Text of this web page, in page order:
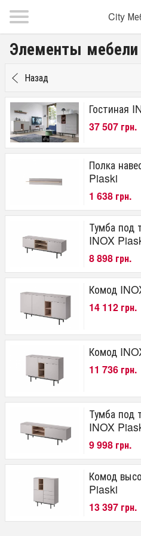
City
Элементы
Назад
Гостиная
37 507 грн.
Полка
Piaski
1 638 грн.
Тумба под
INOX
8 898 грн.
Комод
14 112 грн.
Комод
11 736 грн.
Тумба под
INOX
9 998 грн.
Комод
Piaski
13 397 грн.